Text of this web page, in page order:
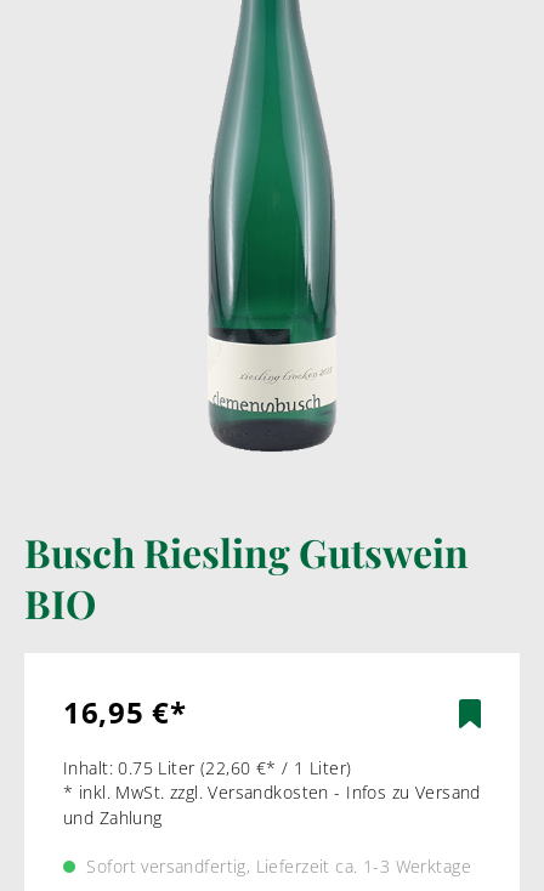
Busch Riesling Gutswein
BIO
16,95 €*
Inhalt:0.75 Liter (22,60 €* / 1 Liter)
* inkl. MwSt. zzgl. Versandkosten - Infos zu Versand
und Zahlung
Sofort versandfertig, Lieferzeit ca. 1-3 Werktage